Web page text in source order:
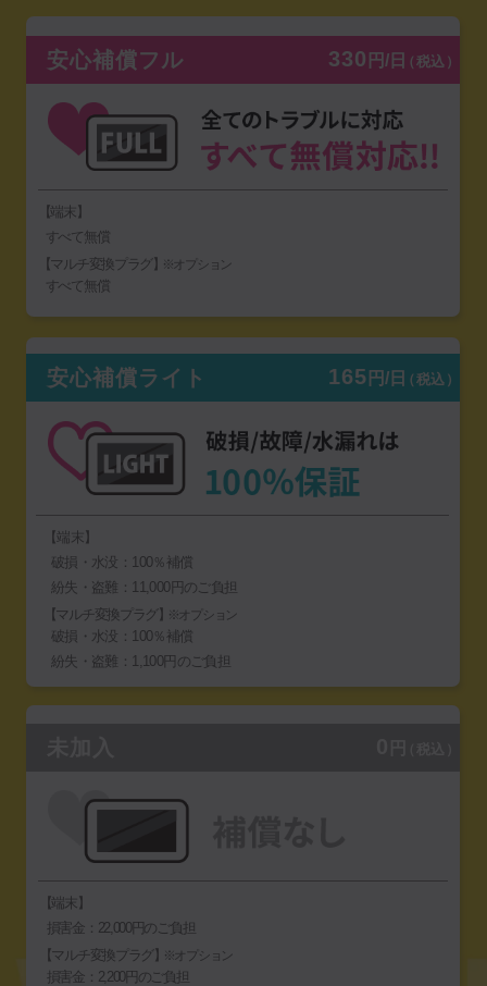
安心補償フル 330 円/日（税込）
【端末】
すべて無償
【マルチ変換プラグ】※オプション
すべて無償
安心補償ライト 165 円/日（税込）
【端末】
破損・水没：100％補償
紛失・盗難：11,000円のご負担
【マルチ変換プラグ】※オプション
破損・水没：100％補償
紛失・盗難：1,100円のご負担
【端末】
損害金：22,000円のご負担
【マルチ変換プラグ】※オプション
損害金：2,200円のご負担